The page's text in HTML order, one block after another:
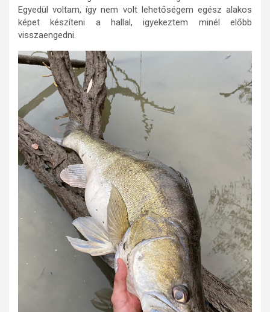
Egyedül voltam, így nem volt lehetőségem egész alakos
képet készíteni a hallal, igyekeztem minél előbb
visszaengedni.